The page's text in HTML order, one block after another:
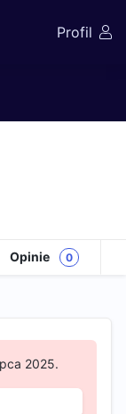
Profil
Opinie 0
2025.